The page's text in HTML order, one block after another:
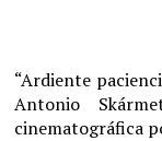
“Ardiente
Antonio
cinematográfica